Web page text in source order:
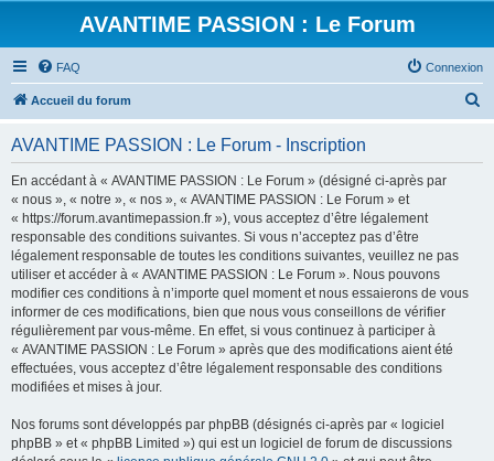
AVANTIME PASSION : Le Forum
FAQ Connexion
Accueil du forum
AVANTIME PASSION : Le Forum - Inscription
En accédant à « AVANTIME PASSION : Le Forum » (désigné ci-après par
« nous », « notre », « nos », « AVANTIME PASSION : Le Forum » et
« https://forum.avantimepassion.fr »), vous acceptez d’être légalement
responsable des conditions suivantes. Si vous n’acceptez pas d’être
légalement responsable de toutes les conditions suivantes, veuillez ne pas
utiliser et accéder à « AVANTIME PASSION : Le Forum ». Nous pouvons
modifier ces conditions à n’importe quel moment et nous essaierons de vous
informer de ces modifications, bien que nous vous conseillons de vérifier
régulièrement par vous-même. En effet, si vous continuez à participer à
« AVANTIME PASSION : Le Forum » après que des modifications aient été
effectuées, vous acceptez d’être légalement responsable des conditions
modifiées et mises à jour.
Nos forums sont développés par phpBB (désignés ci-après par « logiciel
phpBB » et « phpBB Limited ») qui est un logiciel de forum de discussions